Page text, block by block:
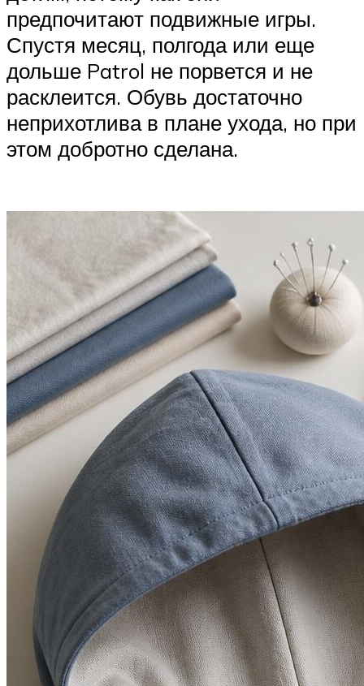
предпочитают подвижные игры.
Спустя месяц, полгода или еще
дольше Patrol не порвется и не
расклеится. Обувь достаточно
неприхотлива в плане ухода, но при
этом добротно сделана.